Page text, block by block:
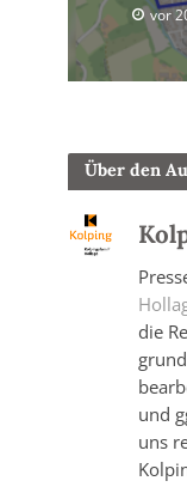
vor
Über den
die
und
uns